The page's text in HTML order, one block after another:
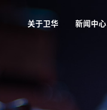
关于卫华
新闻中心